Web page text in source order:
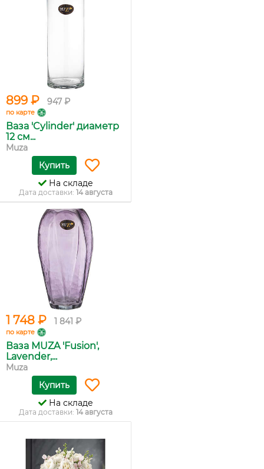
899 ₽ 947 ₽
по карте
Ваза 'Cylinder' диаметр
12 см...
Muza
Купить
На складе
Дата доставки: 14 августа
1 748 ₽ 1 841 ₽
по карте
Ваза MUZA 'Fusion',
Lavender,...
Muza
Купить
На складе
Дата доставки: 14 августа